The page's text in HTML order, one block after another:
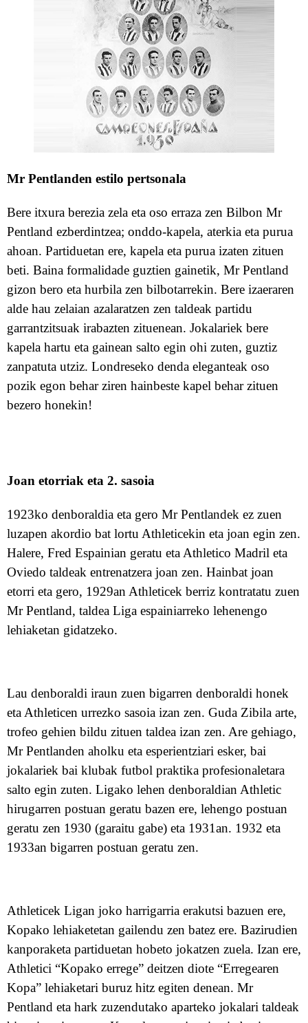
Mr Pentlanden estilo pertsonala
Bere itxura berezia zela eta oso erraza zen Bilbon Mr
Pentland ezberdintzea; onddo-kapela, aterkia eta purua
ahoan. Partiduetan ere, kapela eta purua izaten zituen
beti. Baina formalidade guztien gainetik, Mr Pentland
gizon bero eta hurbila zen bilbotarrekin. Bere izaeraren
alde hau zelaian azalaratzen zen taldeak partidu
garrantzitsuak irabazten zituenean. Jokalariek bere
kapela hartu eta gainean salto egin ohi zuten, guztiz
zanpatuta utziz. Londreseko denda eleganteak oso
pozik egon behar ziren hainbeste kapel behar zituen
bezero honekin!
Joan etorriak eta 2. sasoia
1923ko denboraldia eta gero Mr Pentlandek ez zuen
luzapen akordio bat lortu Athleticekin eta joan egin zen.
Halere, Fred Espainian geratu eta Athletico Madril eta
Oviedo taldeak entrenatzera joan zen. Hainbat joan
etorri eta gero, 1929an Athleticek berriz kontratatu zuen
Mr Pentland, taldea Liga espainiarreko lehenengo
lehiaketan gidatzeko.
Lau denboraldi iraun zuen bigarren denboraldi honek
etaAthleticen urrezko sasoia izan zen. Guda Zibila arte,
trofeo gehien bildu zituen taldea izan zen. Are gehiago,
Mr Pentlanden aholku eta esperientziari esker, bai
jokalariek bai klubak futbol praktika profesionaletara
salto egin zuten. Ligako lehen denboraldianAthletic
hirugarren postuan geratu bazen ere, lehengo postuan
geratu zen 1930 (garaitu gabe) eta 1931an. 1932 eta
1933an bigarren postuan geratu zen.
Athleticek Ligan joko harrigarria erakutsi bazuen ere,
Kopako lehiaketetan gailendu zen batez ere. Bazirudien
kanporaketa partiduetan hobeto jokatzen zuela. Izan ere,
Athletici “Kopako errege” deitzen diote “Erregearen
Kopa” lehiaketari buruz hitz egiten denean. Mr
Pentland eta hark zuzendutako aparteko jokalari taldeak